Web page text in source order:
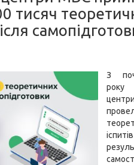
тисяч
З
року